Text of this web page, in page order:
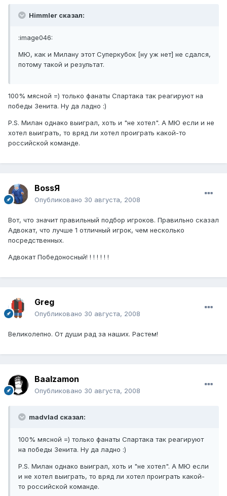
Himmler сказал:
:image046:
МЮ, как и Милану этот Суперкубок [ну уж нет] не сдался,
потому такой и результат.
100% мясной =) только фанаты Спартака так реагируют на
победы Зенита. Ну да ладно :)
P.S. Милан однако выиграл, хоть и "не хотел". А МЮ если и не
хотел выиграть, то вряд ли хотел проиграть какой-то
российской команде.
BossЯ
Опубликовано 30 августа, 2008
Вот, что значит правильный подбор игроков. Правильно сказал
Адвокат, что лучше 1 отличный игрок, чем несколько
посредственных.
Адвокат Победоносный! ! ! ! ! ! !
Greg
Опубликовано 30 августа, 2008
Великолепно. От души рад за наших. Растем!
Baalzamon
Опубликовано 30 августа, 2008
madvlad сказал:
100% мясной =) только фанаты Спартака так реагируют
на победы Зенита. Ну да ладно :)
P.S. Милан однако выиграл, хоть и "не хотел". А МЮ если
и не хотел выиграть, то вряд ли хотел проиграть какой-
то российской команде.